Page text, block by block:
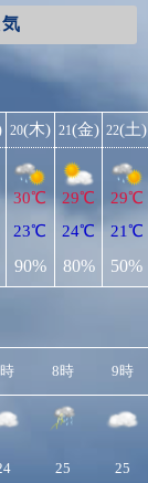
20(木)
30℃
23℃
90%
21(金)
29℃
24℃
80%
22(土)
29℃
21℃
50%
8時 9時
25 25